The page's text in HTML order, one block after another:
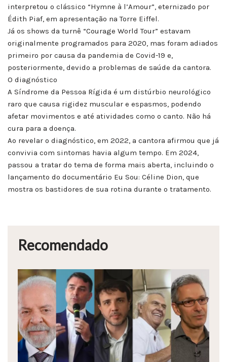
interpretou o clássico “Hymne à l’Amour”, eternizado por
Édith Piaf, em apresentação na Torre Eiffel.
Já os shows da turnê “Courage World Tour” estavam
originalmente programados para 2020, mas foram adiados
primeiro por causa da pandemia de Covid-19 e,
posteriormente, devido a problemas de saúde da cantora.
O diagnóstico
A Síndrome da Pessoa Rígida é um distúrbio neurológico
raro que causa rigidez muscular e espasmos, podendo
afetar movimentos e até atividades como o canto. Não há
cura para a doença.
Ao revelar o diagnóstico, em 2022, a cantora afirmou que já
convivia com sintomas havia algum tempo. Em 2024,
passou a tratar do tema de forma mais aberta, incluindo o
lançamento do documentário Eu Sou: Céline Dion, que
mostra os bastidores de sua rotina durante o tratamento.
Recomendado